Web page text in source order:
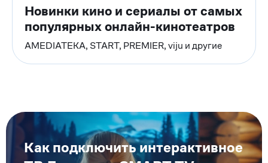
Новинки кино и сериалы от самых
популярных онлайн-кинотеатров
AMEDIATEKA, START, PREMIER, viju и другие
Как подключить интерактивное